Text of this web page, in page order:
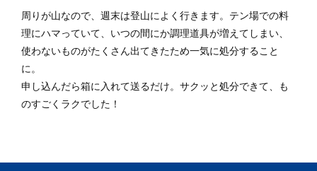
周りが山なので、週末は登山によく行きます。テン場での料
理にハマっていて、いつの間にか調理道具が増えてしまい、
使わないものがたくさん出てきたため一気に処分すること
に。
申し込んだら箱に入れて送るだけ。サクッと処分できて、も
のすごくラクでした！